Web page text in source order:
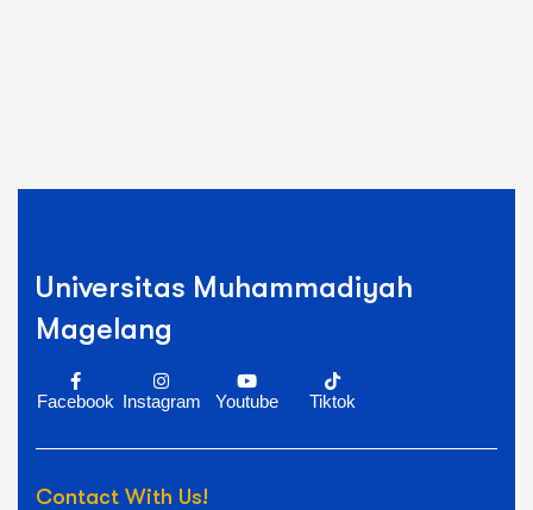
Universitas Muhammadiyah
Magelang
Facebook Instagram Youtube Tiktok
Contact With Us!